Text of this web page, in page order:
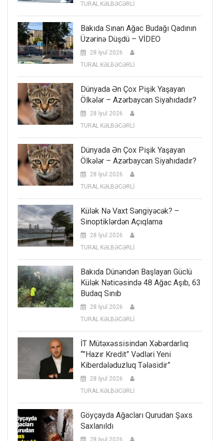
TURAL KƏLBƏCƏRLİ
Bakıda Sınan Ağac Budağı Qadının
Üzərinə Düşdü – VİDEO
28 İyul 2026
TURAL KƏLBƏCƏRLİ
Dünyada Ən Çox Pişik Yaşayan
Ölkələr – Azərbaycan Siyahıdadır?
28 İyul 2026
TURAL KƏLBƏCƏRLİ
Dünyada Ən Çox Pişik Yaşayan
Ölkələr – Azərbaycan Siyahıdadır?
28 İyul 2026
TURAL KƏLBƏCƏRLİ
Külək Nə Vaxt Səngiyəcək? –
Sinoptiklərdən Açıqlama
28 İyul 2026
TURAL KƏLBƏCƏRLİ
Bakıda Dünəndən Başlayan Güclü
Külək Nəticəsində 48 Ağac Aşıb, 63
Budaq Sınıb
28 İyul 2026
TURAL KƏLBƏCƏRLİ
İT Mütəxəssisindən Xəbərdarlıq:
“”Hazır Kredit” Vədləri Yeni
Kiberdələduzluq Tələsidir”
28 İyul 2026
TURAL KƏLBƏCƏRLİ
Göyçayda Ağacları Qurudan Şəxs
Saxlanıldı